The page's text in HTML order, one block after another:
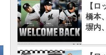
【
橋本
塀内
解説